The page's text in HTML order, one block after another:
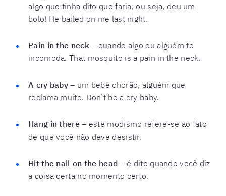
algo que tinha dito que faria, ou seja, deu um
bolo! He bailed on me last night.
Pain in the neck – quando algo ou alguém te
incomoda. That mosquito is a pain in the neck.
A cry baby – um bebê chorão, alguém que
reclama muito. Don’t be a cry baby.
Hang in there– este modismo refere-se ao fato
de que você não deve desistir.
Hit the nail on the head –é dito quando você diz
a coisa certa no momento certo.